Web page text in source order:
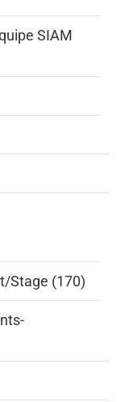
SIAM
Stage (170)